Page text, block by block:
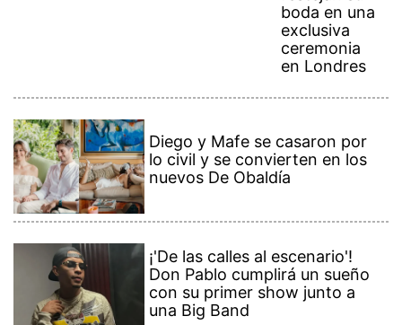
boda en una
exclusiva
ceremonia
en Londres
Diego y Mafe se casaron por
lo civil y se convierten en los
nuevos De Obaldía
¡'De las calles al escenario'!
Don Pablo cumplirá un sueño
con su primer show junto a
una Big Band